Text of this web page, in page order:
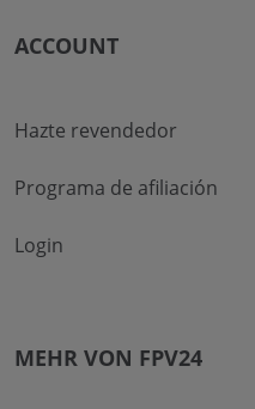
ACCOUNT
Hazte revendedor
Programa de afiliación
Login
MEHR VON FPV24